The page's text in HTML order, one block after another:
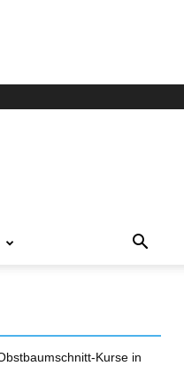
Kurse in